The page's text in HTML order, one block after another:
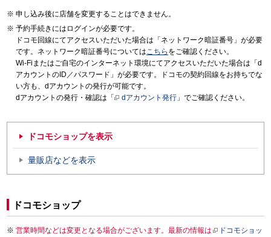
申し込み後に店舗を変更することはできません。
予約手続きにはログインが必要です。
ドコモ回線にてアクセスいただいた場合は「ネットワーク暗証番号」が必要
です。ネットワーク暗証番号についてはこちら をご確認ください。
Wi-Fiまたはご自宅のインターネット環境にてアクセスいただいた場合は「d
アカウントのID／パスワード」が必要です。ドコモの契約回線をお持ちでな
い方も、dアカウントの発行が可能です。
dアカウントの発行・確認は「
dアカウント発行 」でご確認ください。
ドコモショップを表示
量販店などを表示
ドコモショップ
営業時間などは変更となる場合がございます。最新の情報は
ドコモショッ